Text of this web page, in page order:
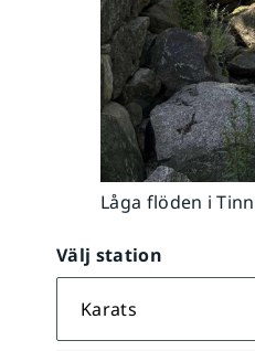
Låga flöden i
Välj station
Karats